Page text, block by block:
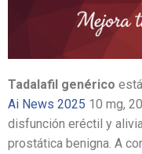
Tadalafil genérico
Ai News 2025 10 mg,
disfunción eréctil y
prostática benigna. A